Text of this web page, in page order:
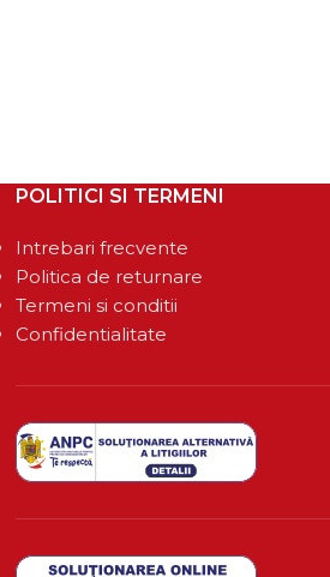
POLITICI SI TERMENI
Intrebari frecvente
Politica de returnare
Termeni si conditii
Confidentialitate